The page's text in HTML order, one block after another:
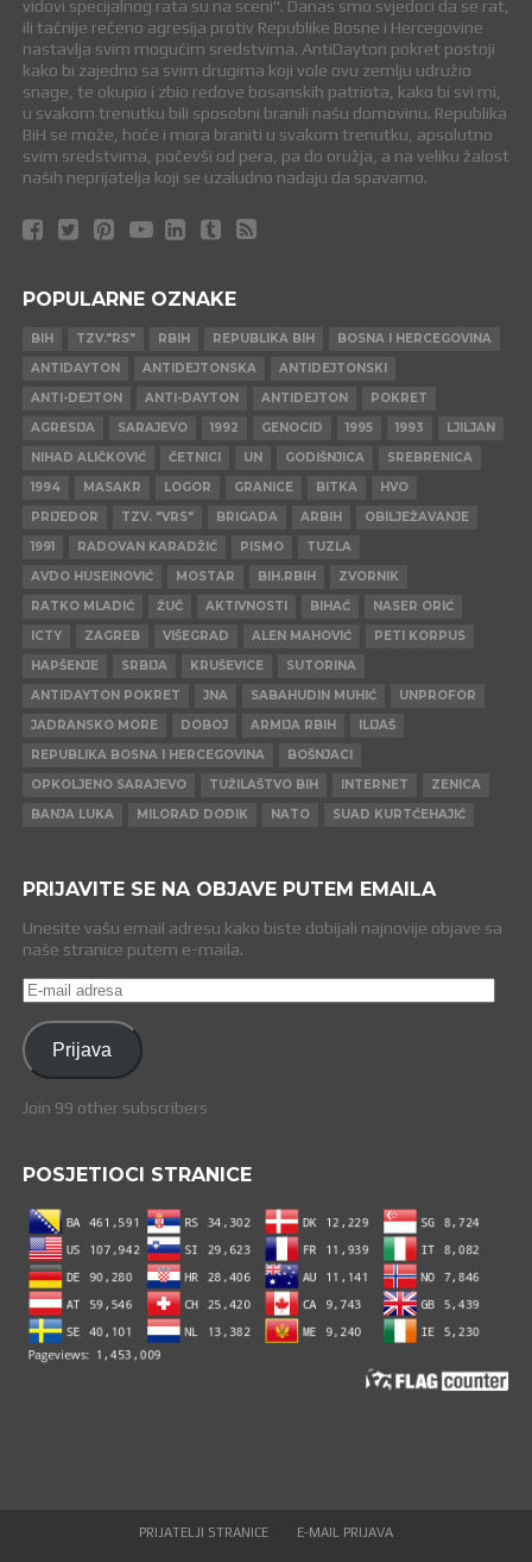
vidovi specijalnog rata su na sceni". Danas smo svjedoci da se rat,
ili tačnije rečeno agresija protiv Republike Bosne i Hercegovine
nastavlja svim mogućim sredstvima. AntiDayton pokret postoji
kako bi zajedno sa svim drugima koji vole ovu zemlju udružio
snage, te okupio i zbio redove bosanskih patriota, kako bi svi mi,
u svakom trenutku bili sposobni branili našu domovinu. Republika
BiH se može, hoće i mora braniti u svakom trenutku, apsolutno
svim sredstvima, počevši od pera, pa do oružja, a na veliku žalost
naših neprijatelja koji se uzaludno nadaju da spavamo.
POPULARNE OZNAKE
BIH TZV."RS" RBIH REPUBLIKA BIH
BOSNA I HERCEGOVINA
ANTIDAYTON
ANTIDEJTONSKA
ANTIDEJTONSKI
ANTI-DEJTON
ANTI-DAYTON ANTIDEJTON
POKRET
AGRESIJA
SARAJEVO 1992 GENOCID 1995 1993
LJILJAN
NIHAD ALIČKOVIĆ
ČETNICI UN GODIŠNJICA
SREBRENICA
1994
MASAKR LOGOR GRANICE BITKA
HVO
PRIJEDOR
TZV. "VRS" BRIGADA ARBIH
OBILJEŽAVANJE
1991
RADOVAN KARADŽIĆ PISMO
TUZLA
AVDO HUSEINOVIĆ
MOSTAR BIH.RBIH
ZVORNIK
RATKO MLADIĆ
ŽUČ AKTIVNOSTI BIHAĆ
NASER ORIĆ
ICTY
ZAGREB VIŠEGRAD ALEN MAHOVIĆ
PETI KORPUS
HAPŠENJE
SRBIJA KRUŠEVICE
SUTORINA
ANTIDAYTON POKRET
JNA SABAHUDIN MUHIĆ
UNPROFOR
JADRANSKO MORE
DOBOJ ARMIJA RBIH
ILIJAŠ
REPUBLIKA BOSNA I HERCEGOVINA
BOŠNJACI
OPKOLJENO SARAJEVO
TUŽILAŠTVO BIH INTERNET
ZENICA
BANJA LUKA
MILORAD DODIK NATO SUAD KURTĆEHAJIĆ
PRIJAVITE SE NA OBJAVE PUTEM EMAILA
Unesite vašu email adresu kako biste dobijali najnovije objave sa
naše stranice putem e-maila.
E-
mail
adresa
Prijava
Join 99 other subscribers
POSJETIOCI STRANICE
PRIJATELJI STRANICE E-MAIL PRIJAVA